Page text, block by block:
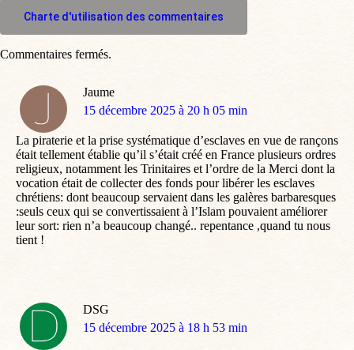
Charte d'utilisation des commentaires
Jaume
dit
15 décembre 2025 à 20 h 05 min
La piraterie et la prise systématique d’esclaves en vue de rançons
était tellement établie qu’il s’était créé en France plusieurs ordres
religieux, notamment les Trinitaires et l’ordre de la Merci dont la
vocation était de collecter des fonds pour libérer les esclaves
chrétiens: dont beaucoup servaient dans les galères barbaresques
:seuls ceux qui se convertissaient à l’Islam pouvaient améliorer
leur sort: rien n’a beaucoup changé.. repentance ,quand tu nous
tient !
DSG
dit
15 décembre 2025 à 18 h 53 min
Commentaires fermés.